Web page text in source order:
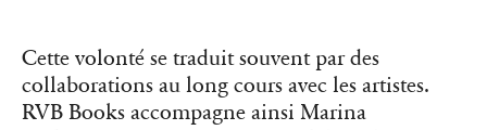
Cette volonté se traduit souvent par des
collaborations au long cours avec les artistes.
RVB Books accompagne ainsi Marina